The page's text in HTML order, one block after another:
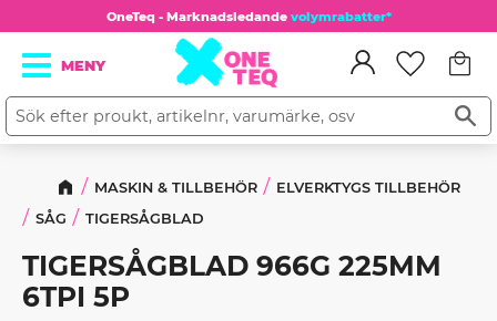
Meny
OneTeq - Marknadsledande volymrabatter*
MASKIN & TILLBEHÖR
ELVERKTYGS TILLBEHÖR
SÅG
TIGERSÅGBLAD
TIGERSÅGBLAD 966G 225MM
6TPI 5P